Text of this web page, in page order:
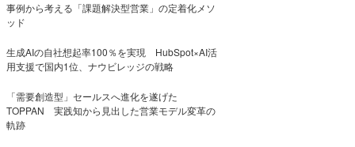
事例から考える「課題解決型営業」の定着化メソ
ッド
生成AIの自社想起率100％を実現 HubSpot×AI活
用支援で国内1位、ナウビレッジの戦略
「需要創造型」セールスへ進化を遂げた
TOPPAN 実践知から見出した営業モデル変革の
軌跡